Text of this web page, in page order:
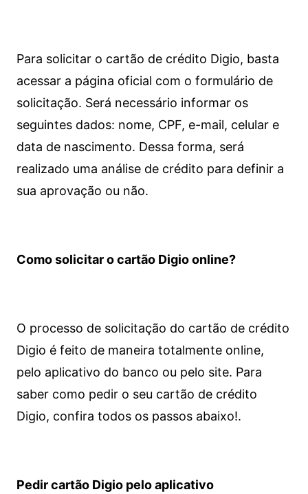
Para solicitar o cartão de crédito Digio, basta
acessar a página oficial com o formulário de
solicitação. Será necessário informar os
seguintes dados: nome, CPF, e-mail, celular e
data de nascimento. Dessa forma, será
realizado uma análise de crédito para definir a
sua aprovação ou não.
Como solicitar o cartão Digio online?
O processo de solicitação do cartão de crédito
Digio é feito de maneira totalmente online,
pelo aplicativo do banco ou pelo site. Para
saber como pedir o seu cartão de crédito
Digio, confira todos os passos abaixo!.
Pedir cartão Digio pelo aplicativo